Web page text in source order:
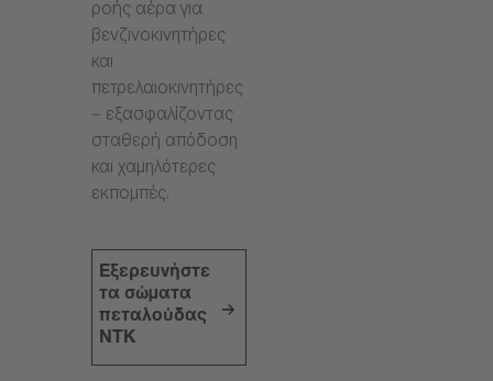
ροής αέρα για
βενζινοκινητήρες
και
πετρελαιοκινητήρες
– εξασφαλίζοντας
σταθερή απόδοση
και χαμηλότερες
εκπομπές.
Εξερευνήστε
τα σώματα
πεταλούδας
NTK